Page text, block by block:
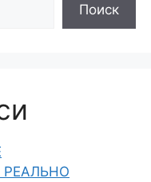
Поиск
РЕАЛЬНО